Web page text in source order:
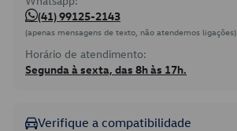
(41) 99125-2143
(apenas mensagens de texto, não atendemos ligações)
Horário de atendimento:
Segunda à sexta, das 8h às 17h.
Verifique a compatibilidade